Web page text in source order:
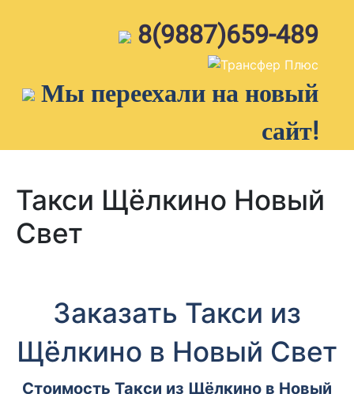
8(9887)659-489
Мы переехали на новый
сайт!
Такси Щёлкино Новый
Свет
Заказать Такси из
Щёлкино в Новый Свет
Стоимость Такси из Щёлкино в Новый